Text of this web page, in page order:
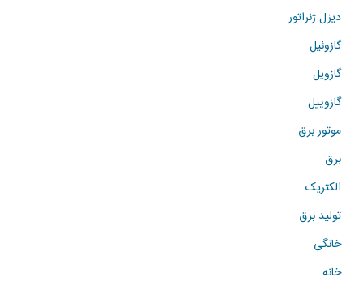
دیزل ژنراتور
گازوئیل
گازویل
گازوییل
موتور برق
برق
الکتریک
تولید برق
خانگی
خانه